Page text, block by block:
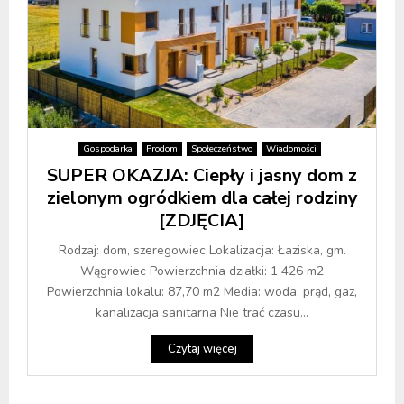
Gospodarka Prodom Społeczeństwo Wiadomości
SUPER OKAZJA: Ciepły i jasny dom z
zielonym ogródkiem dla całej rodziny
[ZDJĘCIA]
Rodzaj: dom, szeregowiec Lokalizacja: Łaziska, gm.
Wągrowiec Powierzchnia działki: 1 426 m2
Powierzchnia lokalu: 87,70 m2 Media: woda, prąd, gaz,
kanalizacja sanitarna Nie trać czasu...
Czytaj więcej